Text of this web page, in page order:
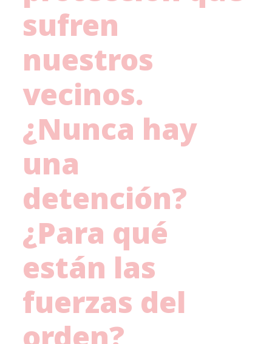
sufren
nuestros
vecinos.
¿Nunca hay
una
detención?
¿Para qué
están las
fuerzas del